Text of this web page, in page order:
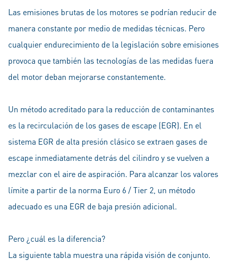
Las emisiones brutas de los motores se podrían reducir de
manera constante por medio de medidas técnicas. Pero
cualquier endurecimiento de la legislación sobre emisiones
provoca que también las tecnologías de las medidas fuera
del motor deban mejorarse constantemente.
Un método acreditado para la reducción de contaminantes
es la recirculación de los gases de escape (EGR). En el
sistema EGR de alta presión clásico se extraen gases de
escape inmediatamente detrás del cilindro y se vuelven a
mezclar con el aire de aspiración. Para alcanzar los valores
límite a partir de la norma Euro 6 / Tier 2, un método
adecuado es una EGR de baja presión adicional.
Pero ¿cuál es la diferencia?
La siguiente tabla muestra una rápida visión de conjunto.